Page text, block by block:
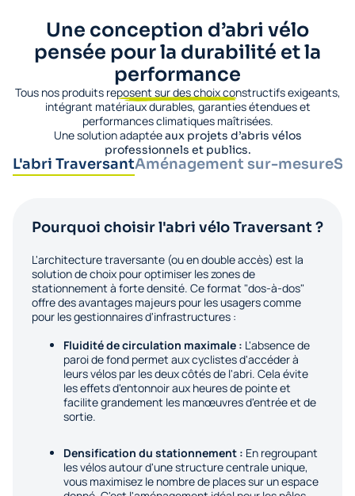
Une conception d’abri vélo
pensée pour la durabilité et la
performance
Tous nos produits reposent sur des choix constructifs exigeants,
intégrant matériaux durables, garanties étendues et
performances climatiques maîtrisées.
Une solution adaptéeaux projets d’abris vélos
professionnels et publics.
L'abri TraversantAménagement sur-mesure
Pourquoi choisir l'abri vélo Traversant ?
L'architecture traversante (ou en double accès) est la
solution de choix pour optimiser les zones de
stationnement à forte densité. Ce format "dos-à-dos"
offre des avantages majeurs pour les usagers comme
pour les gestionnaires d'infrastructures :
Fluidité de circulation maximale : L'absence de
paroi de fond permet aux cyclistes d'accéder à
leurs vélos par les deux côtés de l'abri. Cela évite
les effets d'entonnoir aux heures de pointe et
facilite grandement les manœuvres d'entrée et de
sortie.
Densification du stationnement : En regroupant
les vélos autour d'une structure centrale unique,
vous maximisez le nombre de places sur un espace